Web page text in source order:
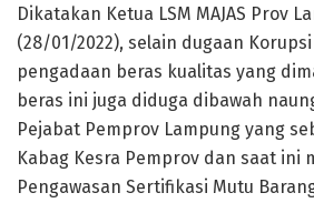
Dikatakan Ketua LSM MAJAS Prov
(28/01/2022), selain dugaan
pengadaan beras kualitas yang
beras ini juga diduga dibawah
Pejabat Pemprov Lampung yang
Kabag Kesra Pemprov dan saat ini
Pengawasan Sertifikasi Mutu